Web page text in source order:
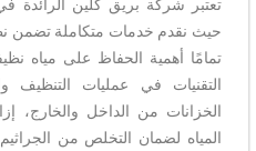
تعتبر شركة بريق كلين الرائدة
حيث نقدم خدمات متكاملة تضمن
تمامًا أهمية الحفاظ على مياه
التقنيات في عمليات التنظيف
الخزانات من الداخل والخارج،
المياه لضمان التخلص من